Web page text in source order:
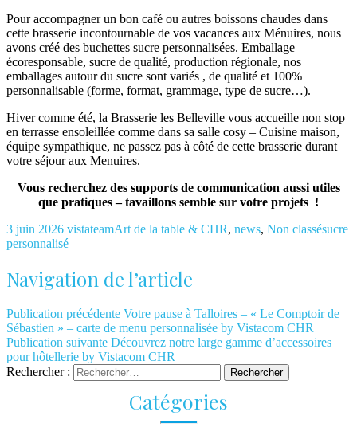
Pour accompagner un bon café ou autres boissons chaudes dans
cette brasserie incontournable de vos vacances aux Ménuires, nous
avons créé des buchettes sucre personnalisées. Emballage
écoresponsable, sucre de qualité, production régionale, nos
emballages autour du sucre sont variés , de qualité et 100%
personnalisable (forme, format, grammage, type de sucre…).
Hiver comme été, la Brasserie les Belleville vous accueille non stop
en terrasse ensoleillée comme dans sa salle cosy – Cuisine maison,
équipe sympathique, ne passez pas à côté de cette brasserie durant
votre séjour aux Menuires.
Vous recherchez des supports de communication aussi utiles
que pratiques – tavaillons semble sur votre projets !
3 juin 2026 vistateamArt de la table & CHR, news, Non classésucre
personnalisé
Navigation de l’article
Publication précédente Votre pause à Talloires – « Le Comptoir de
Sébastien » – carte de menu personnalisée by Vistacom CHR
Publication suivante Découvrez notre large gamme d’accessoires
pour hôtellerie by Vistacom CHR
Rechercher :
Catégories